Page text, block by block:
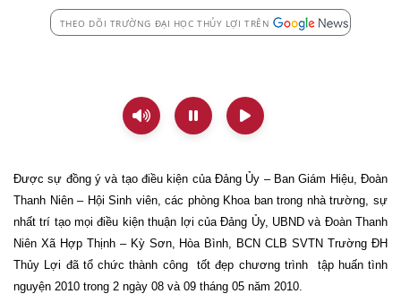
THEO DÕI TRƯỜNG ĐẠI HỌC THỦY LỢI TRÊN
Được sự đồng ý và tạo điều kiện của Đảng Ủy – Ban Giám Hiệu, Đoàn
Thanh Niên – Hội Sinh viên, các phòng Khoa ban trong nhà trường, sự
nhất trí tạo mọi điều kiện thuận lợi của Đảng Ủy, UBND và Đoàn Thanh
Niên Xã Hợp Thịnh – Kỳ Sơn, Hòa Bình, BCN CLB SVTN Trường ĐH
Thủy Lợi đã tổ chức thành công
tốt đẹp chương trình
tập huấn tình
nguyện 2010 trong 2 ngày 08 và 09 tháng 05 năm 2010.